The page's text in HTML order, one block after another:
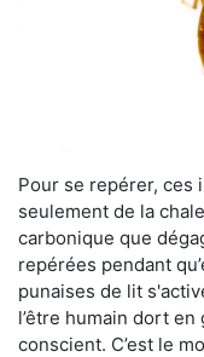
Pour se repérer, ces
seulement de la
carbonique que
repérées pendant
punaises de lit
l’être humain dort
conscient. C’est le